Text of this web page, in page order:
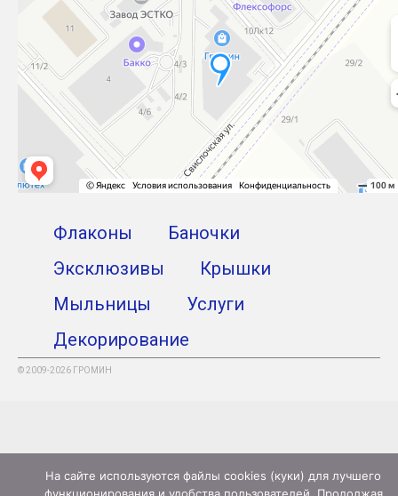
Флаконы
Баночки
Эксклюзивы
Крышки
Мыльницы
Услуги
Декорирование
© 2009-2026 ГРОМИН
На сайте используются файлы cookies (куки) для лучшего